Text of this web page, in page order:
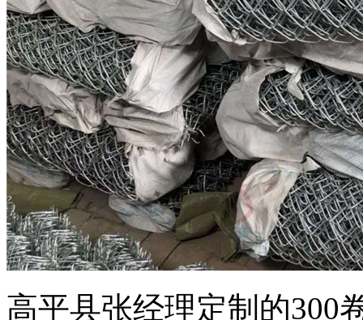
高平县张经理定制的300